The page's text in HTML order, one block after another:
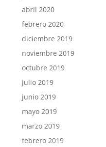
abril 2020
febrero 2020
diciembre 2019
noviembre 2019
octubre 2019
julio 2019
junio 2019
mayo 2019
marzo 2019
febrero 2019